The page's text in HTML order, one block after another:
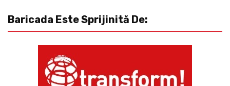
Baricada Este Sprijinită De: